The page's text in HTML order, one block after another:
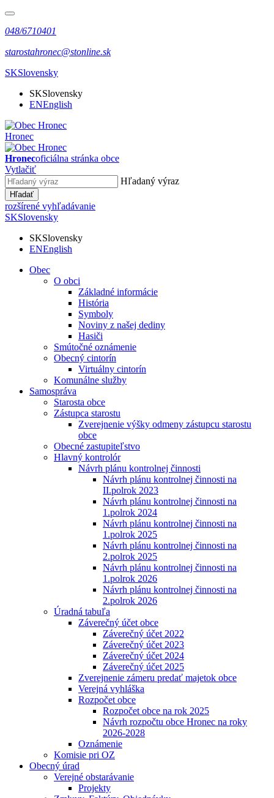
048/6710401
starostahronec@stonline.sk
SKSlovensky
SKSlovensky
ENEnglish
Hronec
Hronecoficiálna stránka obce
Vytlačiť
Hľadaný výraz
Hľadať
rozšírené vyhľadávanie
SKSlovensky
SKSlovensky
ENEnglish
Obec
O obci
Základné informácie
História
Symboly
Noviny z našej dediny
Hasiči
Smútočné oznámenie
Obecný cintorín
Virtuálny cintorín
Komunálne služby
Samospráva
Starosta obce
Zástupca starostu
Zverejnenie výšky odmeny zástupcu starostu
obce
Obecné zastupiteľstvo
Hlavný kontrolór
Návrh plánu kontrolnej činnosti
Návrh plánu kontrolnej činnosti na
II.polrok 2023
Návrh plánu kontrolnej činnosti na
1.polrok 2024
Návrh plánu kontrolnej činnosti na
1.polrok 2025
Návrh plánu kontrolnej činnosti na
2.polrok 2025
Návrh plánu kontrolnej činnosti na
1.polrok 2026
Návrh plánu kontrolnej činnosti na
2.polrok 2026
Úradná tabuľa
Záverečný účet obce
Záverečný účet 2022
Záverečný účet 2023
Záverečný účet 2024
Záverečný účet 2025
Zverejnenie zámeru predať majetok obce
Verejná vyhláška
Rozpočet obce
Rozpočet obce na rok 2025
Návrh rozpočtu obce Hronec na roky
2026-2028
Oznámenie
Komisie pri OZ
Obecný úrad
Verejné obstarávanie
Projekty